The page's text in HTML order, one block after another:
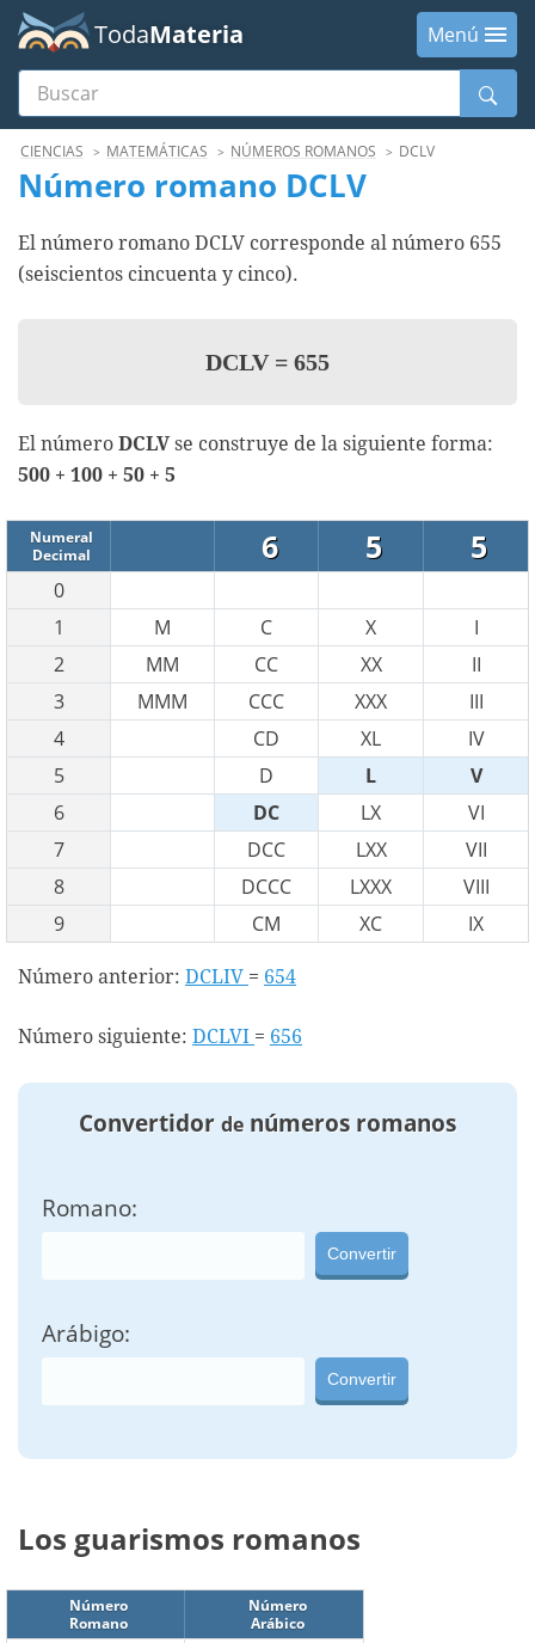
TodaMateria
Menú
Buscar
MenúCIENCIAS MATEMÁTICAS NÚMEROS ROMANOS DCLV
Número romano DCLV
El número romano DCLV corresponde al número 655
(seiscientos cincuenta y cinco).
DCLV = 655
El número DCLVse construye de la siguiente forma:
500 + 100 + 50 + 5
Numeral
Decimal
6 5 5
0
1
M C X
I
2
MM CC XX
II
3
MMM CCC XXX
III
4
CD XL
IV
5
D L
V
6
DC LX
VI
7
DCC LXX
VII
8
DCCC LXXX
VIII
9
CM XC IX
Número anterior: DCLIV = 654
Número siguiente: DCLVI = 656
Convertidor de números romanos
Romano:
Convertir
Arábigo:
Convertir
Los guarismos romanos
Número
Romano
Número
Arábico